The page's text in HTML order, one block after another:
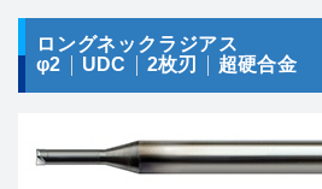
お問い合わせ
カタログ一覧
ロングネックラジアス
φ2
UDC 2枚刃 超硬合金